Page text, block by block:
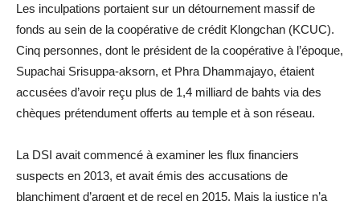
Les inculpations portaient sur un détournement massif de
fonds au sein de la coopérative de crédit Klongchan (KCUC).
Cinq personnes, dont le président de la coopérative à l’époque,
Supachai Srisuppa-aksorn, et Phra Dhammajayo, étaient
accusées d’avoir reçu plus de 1,4 milliard de bahts via des
chèques prétendument offerts au temple et à son réseau.
La DSI avait commencé à examiner les flux financiers
suspects en 2013, et avait émis des accusations de
blanchiment d’argent et de recel en 2015. Mais la justice n’a